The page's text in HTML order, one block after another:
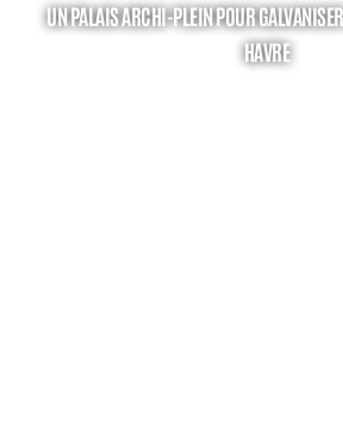
UN PALAIS ARCHI-PLEIN POUR
HAVRE